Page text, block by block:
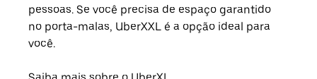
pessoas. Se você precisa de espaço garantido
no porta-malas, UberXXL é a opção ideal para
você.